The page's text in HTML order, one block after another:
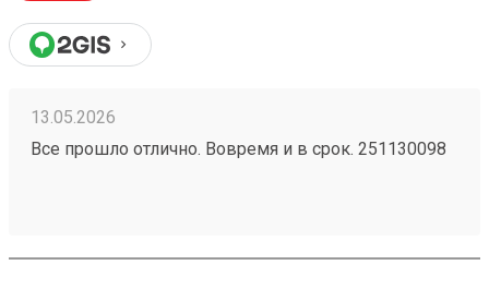
13.05.2026
Все прошло отлично. Вовремя и в срок. 251130098